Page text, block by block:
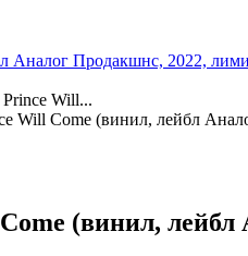
Аналог Продакшнс, 2022,
Will...
Will Come (винил, лейбл
(винил,